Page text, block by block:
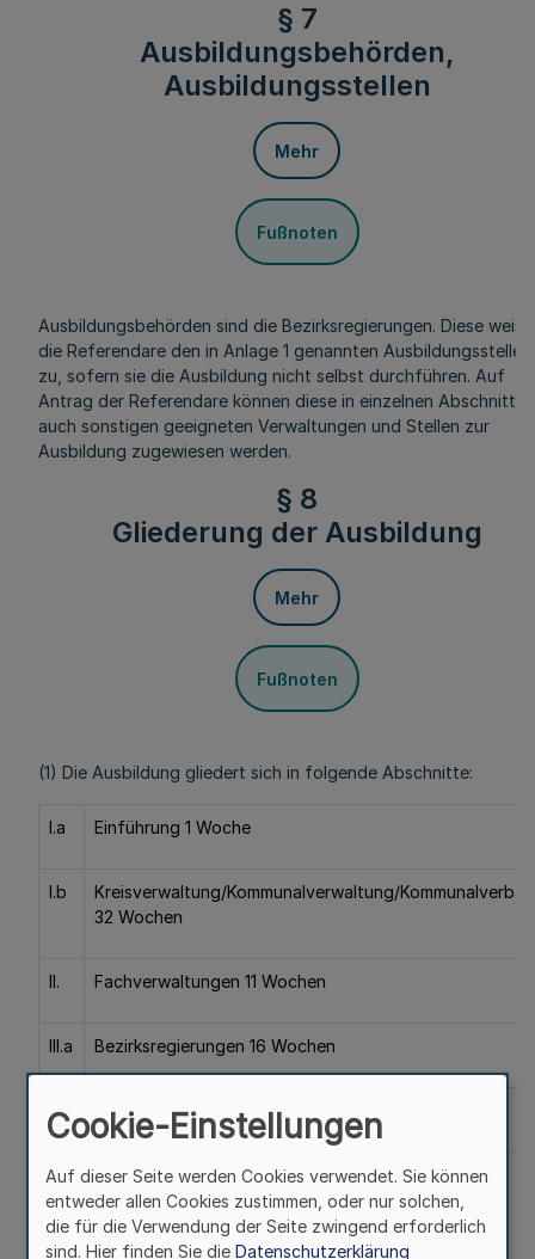
§ 7
Ausbildungsbehörden,
Ausbildungsstellen
Mehr
Fußnoten
Ausbildungsbehörden sind die Bezirksregierungen. Diese
die Referendare den in Anlage 1 genannten Ausbildungsstellen
zu, sofern sie die Ausbildung nicht selbst durchführen. Auf
Antrag der Referendare können diese in einzelnen Abschnitten
auch sonstigen geeigneten Verwaltungen und Stellen zur
Ausbildung zugewiesen werden.
§ 8
Gliederung der Ausbildung
Mehr
Fußnoten
(1) Die Ausbildung gliedert sich in folgende Abschnitte:
I.a Einführung 1 Woche
I.b
Kreisverwaltung/Kommunalverwaltung/
32 Wochen
II. Fachverwaltungen 11 Wochen
III.a Bezirksregierungen 16 Wochen
III.b häusliche Prüfungsarbeit 6 Wochen
Lehrgänge Management und Personalführung 10 Wochen
Cookie-Einstellungen
Auf dieser Seite werden Cookies verwendet. Sie können
entweder allen Cookies zustimmen, oder nur solchen,
die für die Verwendung der Seite zwingend erforderlich
sind. Hier finden Sie die Datenschutzerklärung